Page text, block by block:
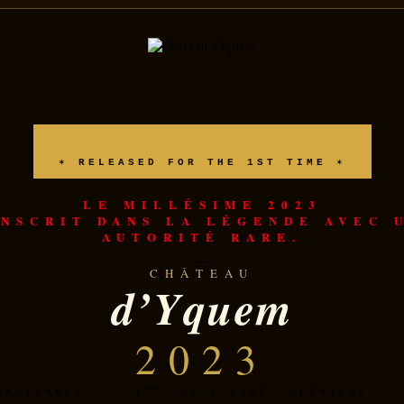
✶ RELEASED FOR THE 1ST TIME ✶
LE MILLÉSIME 2023
DANS LA LÉGENDE AVEC
AUTORITÉ RARE.
CHÂTEAU
d’Yquem
2023